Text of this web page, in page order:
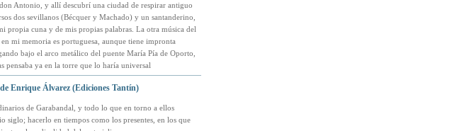
Antonio, y allí descubrí una ciudad de respirar antiguo
dos sevillanos (Bécquer y Machado) y un santanderino,
propia cuna y de mis propias palabras. La otra música del
mi memoria es portuguesa, aunque tiene impronta
bajo el arco metálico del puente María Pía de Oporto,
pensaba ya en la torre que lo haría universal
Enrique Álvarez (Ediciones Tantín)
de Garabandal, y todo lo que en torno a ellos
siglo; hacerlo en tiempos como los presentes, en los que